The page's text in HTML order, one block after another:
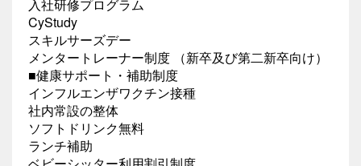
入社研修プログラム
CyStudy
スキルサーズデー
メンタートレーナー制度 （新卒及び第二新卒向け）
■健康サポート・補助制度
インフルエンザワクチン接種
社内常設の整体
ソフトドリンク無料
ランチ補助